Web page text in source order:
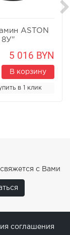
ASTON
5 016 BYN
В корзину
в 1 клик
с Вами
соглашения